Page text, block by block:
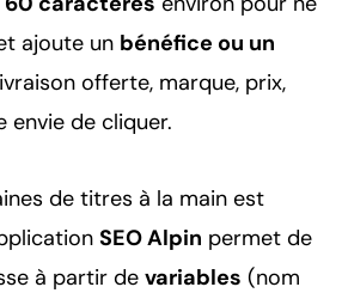
ajoute un bénéfice ou un
offerte, marque, prix,
envie de cliquer.
de titres à la main est
SEO Alpin permet de
à partir de variables (nom